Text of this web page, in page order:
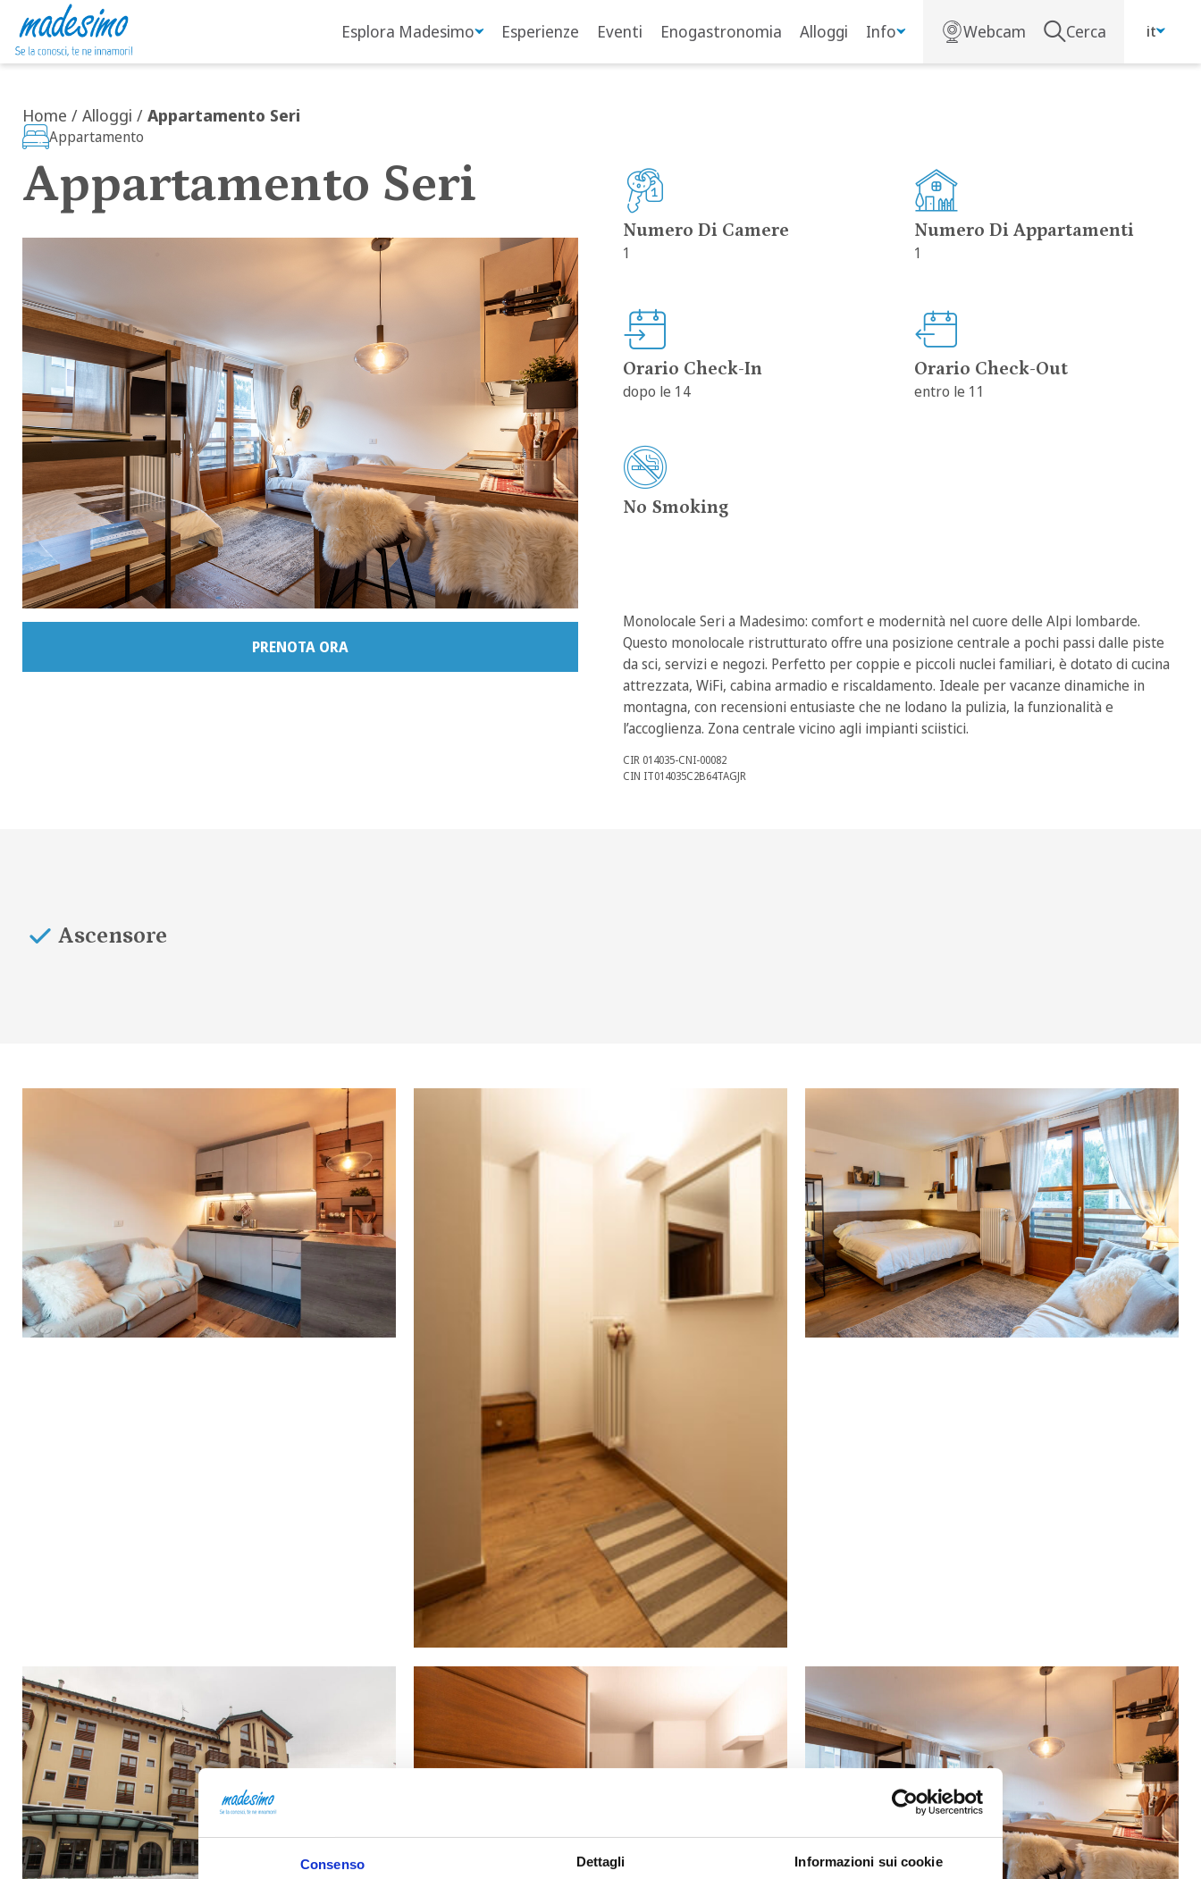
Consenso Dettagli Informazioni sui cookie
Vai al contenuto
Esplora Madesimo Esperienze Eventi Enogastronomia Alloggi Info Webcam Cerca it
Home / Alloggi / Appartamento Seri
Appartamento
Appartamento Seri
PRENOTA ORA
Numero Di Camere
1
Numero Di Appartamenti
1
Orario Check-In
dopo le 14
Orario Check-Out
entro le 11
No Smoking
Monolocale Seri a Madesimo: comfort e modernità nel cuore delle Alpi lombarde.
Questo monolocale ristrutturato offre una posizione centrale a pochi passi dalle piste
da sci, servizi e negozi. Perfetto per coppie e piccoli nuclei familiari, è dotato di cucina
attrezzata, WiFi, cabina armadio e riscaldamento. Ideale per vacanze dinamiche in
montagna, con recensioni entusiaste che ne lodano la pulizia, la funzionalità e
l’accoglienza. Zona centrale vicino agli impianti sciistici.
CIR 014035-CNI-00082
CIN IT014035C2B64TAGJR
Ascensore